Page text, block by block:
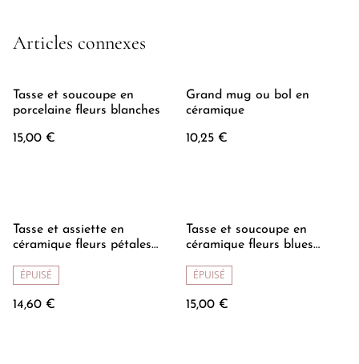
Articles connexes
Tasse et soucoupe en
porcelaine fleurs blanches
15,00 €
Grand mug ou bol en
céramique
10,25 €
Tasse et assiette en
céramique fleurs pétales
ÉPUISÉ
14,60 €
Tasse et soucoupe en
céramique fleurs blues
ÉPUISÉ
15,00 €